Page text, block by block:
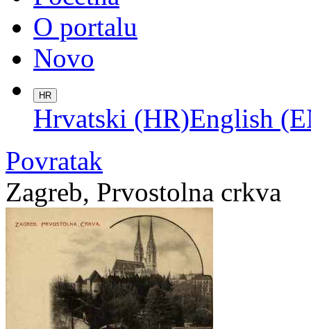
O portalu
Novo
HR
Hrvatski (HR)English
Povratak
Zagreb, Prvostolna crkva